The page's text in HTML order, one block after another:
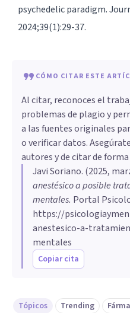
psychedelic paradigm.
2024;39(1):29-37.
CÓMO CITAR ESTE
Al citar, reconoces el
problemas de plagio y
a las fuentes originales
o verificar datos.
autores y de citar de forma
Javi Soriano. (2025,
anestésico a posible
mentales. Portal
https://
anestesico-a-
mentales
Copiar cita
Tópicos Trending